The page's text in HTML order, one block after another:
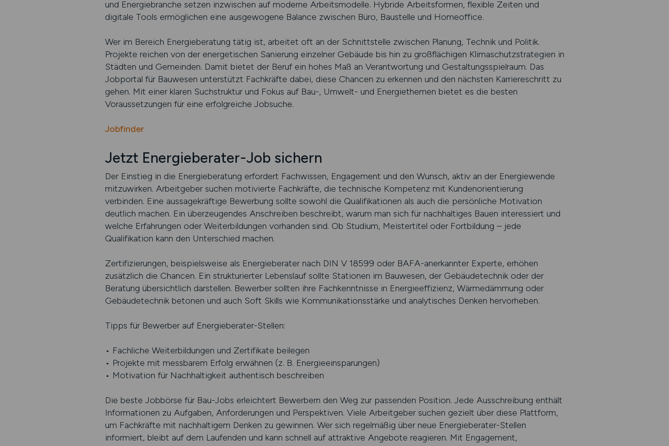
und Energiebranche setzen inzwischen auf moderne Arbeitsmodelle. Hybride Arbeitsformen, flexible Zeiten und
digitale Tools ermöglichen eine ausgewogene Balance zwischen Büro, Baustelle und Homeoffice.
Wer im Bereich Energieberatung tätig ist, arbeitet oft an der Schnittstelle zwischen Planung, Technik und Politik.
Projekte reichen von der energetischen Sanierung einzelner Gebäude bis hin zu großflächigen Klimaschutzstrategien in
Städten und Gemeinden. Damit bietet der Beruf ein hohes Maß an Verantwortung und Gestaltungsspielraum. Das
Jobportal für Bauwesen unterstützt Fachkräfte dabei, diese Chancen zu erkennen und den nächsten Karriereschritt zu
gehen. Mit einer klaren Suchstruktur und Fokus auf Bau-, Umwelt- und Energiethemen bietet es die besten
Voraussetzungen für eine erfolgreiche Jobsuche.
Jobfinder
Jetzt Energieberater-Job sichern
Der Einstieg in die Energieberatung erfordert Fachwissen, Engagement und den Wunsch, aktiv an der Energiewende
mitzuwirken. Arbeitgeber suchen motivierte Fachkräfte, die technische Kompetenz mit Kundenorientierung
verbinden. Eine aussagekräftige Bewerbung sollte sowohl die Qualifikationen als auch die persönliche Motivation
deutlich machen. Ein überzeugendes Anschreiben beschreibt, warum man sich für nachhaltiges Bauen interessiert und
welche Erfahrungen oder Weiterbildungen vorhanden sind. Ob Studium, Meistertitel oder Fortbildung – jede
Qualifikation kann den Unterschied machen.
Zertifizierungen, beispielsweise als Energieberater nach DIN V 18599 oder BAFA-anerkannter Experte, erhöhen
zusätzlich die Chancen. Ein strukturierter Lebenslauf sollte Stationen im Bauwesen, der Gebäudetechnik oder der
Beratung übersichtlich darstellen. Bewerber sollten ihre Fachkenntnisse in Energieeffizienz, Wärmedämmung oder
Gebäudetechnik betonen und auch Soft Skills wie Kommunikationsstärke und analytisches Denken hervorheben.
Tipps für Bewerber auf Energieberater-Stellen:
• Fachliche Weiterbildungen und Zertifikate beilegen
• Projekte mit messbarem Erfolg erwähnen (z. B. Energieeinsparungen)
• Motivation für Nachhaltigkeit authentisch beschreiben
Die beste Jobbörse für Bau-Jobs erleichtert Bewerbern den Weg zur passenden Position. Jede Ausschreibung enthält
Informationen zu Aufgaben, Anforderungen und Perspektiven. Viele Arbeitgeber suchen gezielt über diese Plattform,
um Fachkräfte mit nachhaltigem Denken zu gewinnen. Wer sich regelmäßig über neue Energieberater-Stellen
informiert, bleibt auf dem Laufenden und kann schnell auf attraktive Angebote reagieren. Mit Engagement,